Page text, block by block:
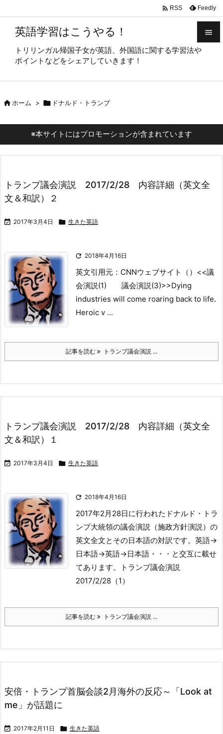
英語学習はこうやる！
トリリンガル帰国子女が英語、外国語に関する学習法や
ポイントなどをシェアしていきます！



 RSS Feedly
ホーム >  ドナルド・トランプ
※本サイトにはプロモーションが含まれています
トランプ議会演説 2017/2/28 内容詳細（英文全
文＆和訳）２
 2017年3月4日  生きた英語
 2018年4月16日
英文引用元：CNNウェブサイト（） <<議
会演説(1) 議会演説(3)>>Dying
industries will come roaring back to life.
Heroic v ...
記事を読む トランプ議会演説 ...
トランプ議会演説 2017/2/28 内容詳細（英文全
文＆和訳）１
 2017年3月4日  生きた英語
 2018年4月16日
2017年2月28日に行われたドナルド・トラ
ンプ大統領の議会演説（施政方針演説）の
英文全文とその日本語の対訳です。 英語→
日本語→英語→日本語・・・と交互に載せ
てあります。
トランプ議会演説
2017/2/28（1）
記事を読む トランプ議会演説 ...
安倍・トランプ首脳会談2月海外の反応～「Look at
me」が話題に
 2017年2月11日  生きた英語